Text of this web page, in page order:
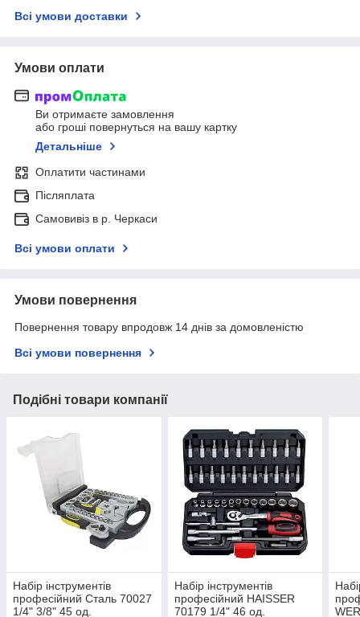
Всі умови доставки
Умови оплати
Ви отримаєте замовлення
або гроші повернуться на вашу картку
Детальніше
Оплатити частинами
Післяплата
Самовивіз в р. Черкаси
Всі умови оплати
Умови повернення
Повернення товару впродовж 14 днів за домовленістю
Всі умови повернення
Подібні товари компанії
Набір інструментів
професійний Сталь 70027
1/4" 3/8" 45 од.
Набір інструментів
професійний HAISSER
70179 1/4" 46 од.